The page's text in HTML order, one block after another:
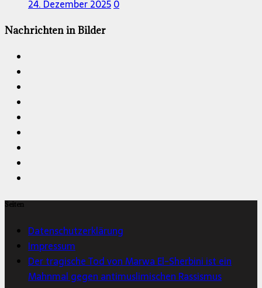
24. Dezember 20250
Nachrichten in Bilder
Seiten
Datenschutzerklärung
Impressum
Der tragische Tod von Marwa El-Sherbini ist ein
Mahnmal gegen antimuslimischen Rassismus